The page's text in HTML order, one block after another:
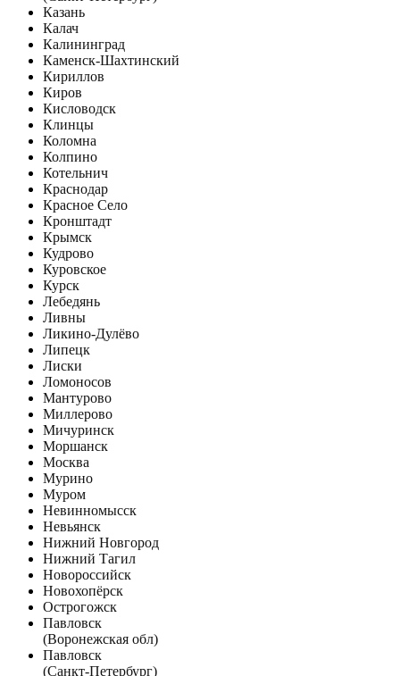
Казань
Калач
Калининград
Каменск-Шахтинский
Кириллов
Киров
Кисловодск
Клинцы
Коломна
Колпино
Котельнич
Краснодар
Красное Село
Кронштадт
Крымск
Кудрово
Куровское
Курск
Лебедянь
Ливны
Ликино-Дулёво
Липецк
Лиски
Ломоносов
Мантурово
Миллерово
Мичуринск
Моршанск
Москва
Мурино
Муром
Невинномысск
Невьянск
Нижний Новгород
Нижний Тагил
Новороссийск
Новохопёрск
Острогожск
Павловск
(Воронежская обл)
Павловск
(Санкт-Петербург)